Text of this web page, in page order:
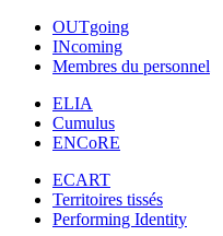
OUTgoing
INcoming
Membres du personnel
ELIA
Cumulus
ENCoRE
ECART
Territoires tissés
Performing Identity